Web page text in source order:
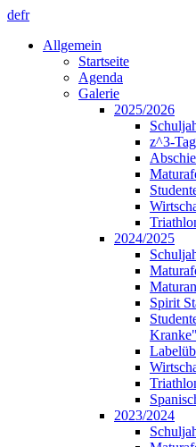
defr
Allgemein
Startseite
Agenda
Galerie
2025/2026
z^3-Tag
2024/2025
Spirit
Kranke"
2023/2024